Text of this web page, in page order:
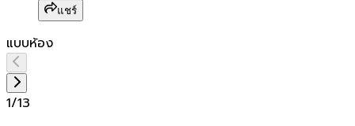
แชร์
แบบห้อง
1/13